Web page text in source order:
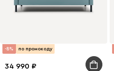
-8% по промокоду
34 990